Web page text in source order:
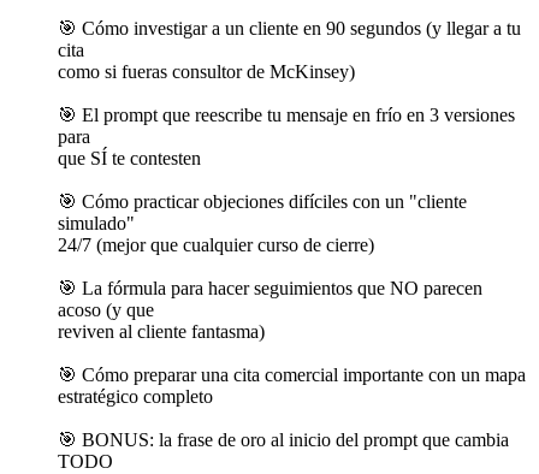
🎯 Cómo investigar a un cliente en 90 segundos (y llegar a tu
cita
como si fueras consultor de McKinsey)
🎯 El prompt que reescribe tu mensaje en frío en 3 versiones
para
que SÍ te contesten
🎯 Cómo practicar objeciones difíciles con un "cliente
simulado"
24/7 (mejor que cualquier curso de cierre)
🎯 La fórmula para hacer seguimientos que NO parecen
acoso (y que
reviven al cliente fantasma)
🎯 Cómo preparar una cita comercial importante con un mapa
estratégico completo
🎯 BONUS: la frase de oro al inicio del prompt que cambia
TODO